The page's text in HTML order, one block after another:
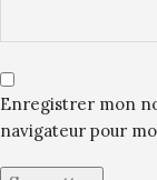
Enregistrer mon
navigateur pour